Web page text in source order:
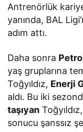
Antrenörlük
yanında, BAL
adım attı.
Daha sonra
yaş gruplarına
Toğyıldız, Enerji
aldı. Bu iki
taşıyan
sonucu şanssız